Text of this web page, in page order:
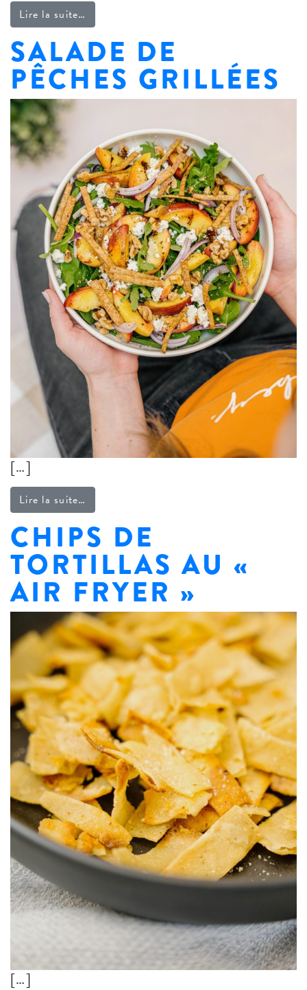
Lire la suite…
SALADE DE
PÊCHES GRILLÉES
[…]
Lire la suite…
CHIPS DE
TORTILLAS AU «
AIR FRYER »
[…]